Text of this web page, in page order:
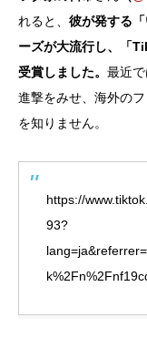
れると、 彼が発する
ーズが大流行し、「
受賞しました。 最近
進撃をみせ、海外の
を知りません。
https://
93?